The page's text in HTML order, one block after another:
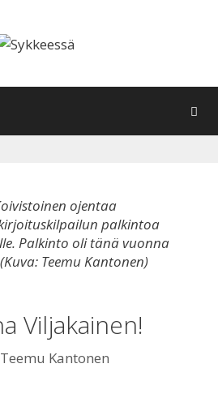
ojentaa
palkintoa
Palkinto oli tänä vuonna
Teemu Kantonen)
Viljakainen!
Teemu Kantonen